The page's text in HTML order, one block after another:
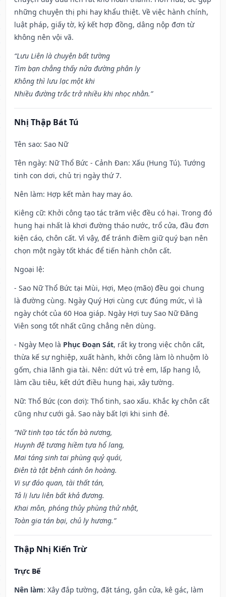
những chuyện thị phi hay khẩu thiệt. Về việc hành chính,
luật pháp, giấy tờ, ký kết hợp đồng, dâng nộp đơn từ
không nên vội vã.
“Lưu Liên là chuyện bất tường
Tìm bạn chẳng thấy nửa đường phân ly
Không thì lưu lạc một khi
Nhiều đường trắc trở nhiều khi nhọc nhằn.”
Nhị Thập Bát Tú
Tên sao: Sao Nữ
Tên ngày: Nữ Thổ Bức - Cảnh Đan: Xấu (Hung Tú). Tướng
tinh con dơi, chủ trị ngày thứ 7.
Nên làm: Hợp kết màn hay may áo.
Kiêng cữ: Khởi công tạo tác trăm việc đều có hại. Trong đó
hung hại nhất là khơi đường tháo nước, trổ cửa, đầu đơn
kiện cáo, chôn cất. Vì vậy, để tránh điềm giữ quý bạn nên
chọn một ngày tốt khác để tiến hành chôn cất.
Ngoại lệ:
- Sao Nữ Thổ Bức tại Mùi, Hợi, Mẹo (mão) đều gọi chung
là đường cùng. Ngày Quý Hợi cùng cực đúng mức, vì là
ngày chót của 60 Hoa giáp. Ngày Hợi tuy Sao Nữ Đăng
Viên song tốt nhất cũng chẳng nên dùng.
- Ngày Mẹo là Phục Đoạn Sát, rất kỵ trong việc chôn cất,
thừa kế sự nghiệp, xuất hành, khởi công làm lò nhuộm lò
gốm, chia lãnh gia tài. Nên: dứt vú trẻ em, lấp hang lỗ,
làm cầu tiêu, kết dứt điều hung hại, xây tường.
Nữ: Thổ Bức (con dơi): Thổ tinh, sao xấu. Khắc kỵ chôn cất
cũng như cưới gả. Sao này bất lợi khi sinh đẻ.
“Nữ tinh tạo tác tổn bà nương,
Huynh đệ tương hiềm tựa hổ lang,
Mai táng sinh tai phùng quỷ quái,
Điên tà tật bệnh cánh ôn hoàng.
Vi sự đáo quan, tài thất tán,
Tả lị lưu liên bất khả đương.
Khai môn, phóng thủy phùng thử nhật,
Toàn gia tán bại, chủ ly hương.”
Thập Nhị Kiến Trừ
Trực Bế
Nên làm: Xây đắp tường, đặt táng, gắn cửa, kê gác, làm